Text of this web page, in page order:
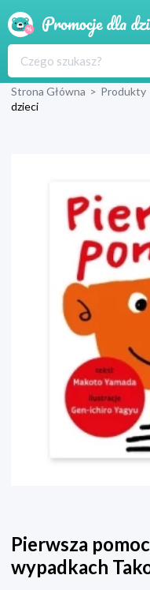
Strona Główna > Produkty
dzieci
Pierwsza
wypadkach